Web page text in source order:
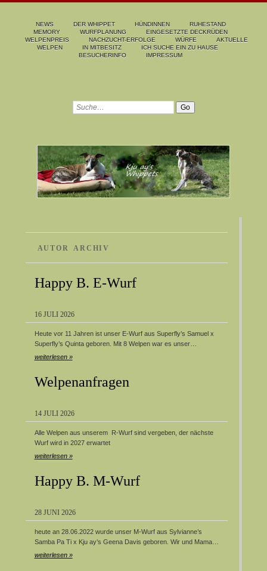
NEWS DER WHIPPET HÜNDINNEN
RUHESTAND
MEMORY
WURFPLANUNG
EINGESETZTE DECKRÜDEN
WELPENPREIS
NACHZUCHT-ERFOLGE WÜRFE
AKTUELLE
WELPEN
IN MITBESITZ
ICH SUCHE EIN ZU HAUSE
BESUCHERINFO
IMPRESSUM
AUTOR ARCHIV
Happy B. E-Wurf
16 JULI 2026
Heute vor 11 Jahren ist unser E-Wurf aus Superfly’s Samuel x
Superfly’s Quinta geboren. Mit 8 Welpen war es unser…
weiterlesen »
Welpenanfragen
14 JULI 2026
Alle Welpen aus unserem R-Wurf sind vergeben, der nächste
Wurf wird in 2027 erwartet
weiterlesen »
Happy B. M-Wurf
28 JUNI 2026
heute an 28.06.2022 wurde unser M-Wurf aus Sylvianne’s
Samba Pa Ti x Kju ay’s Geena Davis geboren. Wir und Mama…
weiterlesen »